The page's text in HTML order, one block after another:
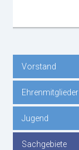
Navigation
überspringen
Vorstand
Ehrenmitglieder
Jugend
Sachgebiete